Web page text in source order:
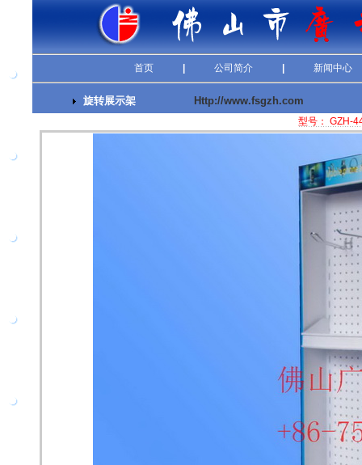
首页 公司简介 新闻中心
旋转展示架 Http://www.fsgzh.com
型号： GZH-